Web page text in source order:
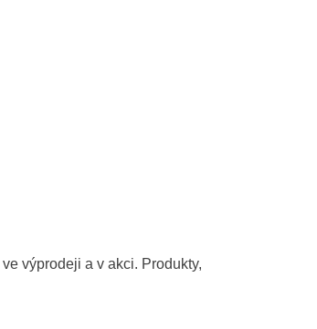
výprodeji a v akci. Produkty,